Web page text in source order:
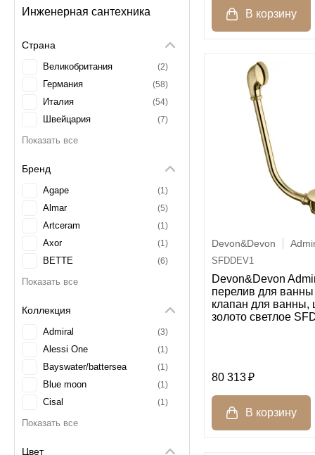
Инженерная сантехника
Страна
Великобритания 2
Германия 58
Италия 54
Швейцария 7
Бренд
Agape 1
Almar 5
Artceram 1
Axor 1
BETTE 6
Blanco
Cisal
Devon&Devon 20
Dornbracht 3
Duravit 13
Fima Carlo Frattini 9
GROHE 4
Geberit
Коллекция
Admiral 3
Alessi One 1
Bayswater/battersea 1
Blue moon 1
Cisal 1
Club
Цвет
Devon&Devon
SFDDEV1
Devon&Devon
перелив для
клапан для ванны,
золото светлое
80 313